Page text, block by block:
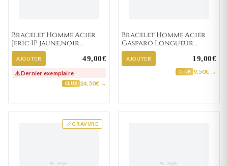
Bracelet Homme Acier
Jeric IP jaune,noir
Diamant
AJOUTER 49,00€
⚠️ Dernier exemplaire
CLUB 24,50€ →
Bracelet Homme Acier
Gasparo Longueur
18+3cm Agate Noir
AJOUTER 19,00€
CLUB 9,50€ →
GRAVURE